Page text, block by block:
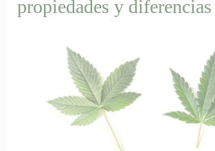
propiedades y diferencias